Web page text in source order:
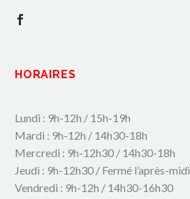
HORAIRES
Lundi : 9h-12h / 15h-19h
Mardi : 9h-12h / 14h30-18h
Mercredi : 9h-12h30 / 14h30-18h
Jeudi : 9h-12h30 / Fermé l’après-midi
Vendredi : 9h-12h / 14h30-16h30